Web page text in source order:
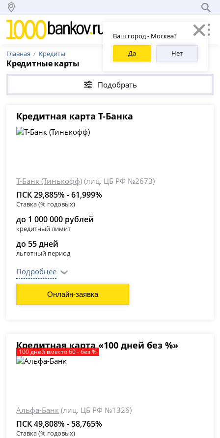
Ваш город - Москва?
Да
Нет
Главная Кредиты
Кредитные карты
Подобрать
Кредитная карта Т-Банка
Т-Банк (Тинькофф) (лиц. ЦБ РФ №2673)
ПСК 29,885% - 61,999%
Ставка (% годовых)
до 1 000 000 рублей
кредитный лимит
до 55 дней
льготный период
Подробнее
Онлайн-заявка
Кредитная карта «100 дней без %»
100 дней вместо 60 - без %
Альфа-Банк (лиц. ЦБ РФ №1326)
ПСК 49,808% - 58,765%
Ставка (% годовых)